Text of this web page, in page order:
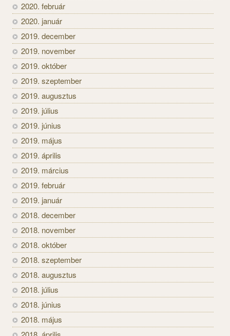
2020. február
2020. január
2019. december
2019. november
2019. október
2019. szeptember
2019. augusztus
2019. július
2019. június
2019. május
2019. április
2019. március
2019. február
2019. január
2018. december
2018. november
2018. október
2018. szeptember
2018. augusztus
2018. július
2018. június
2018. május